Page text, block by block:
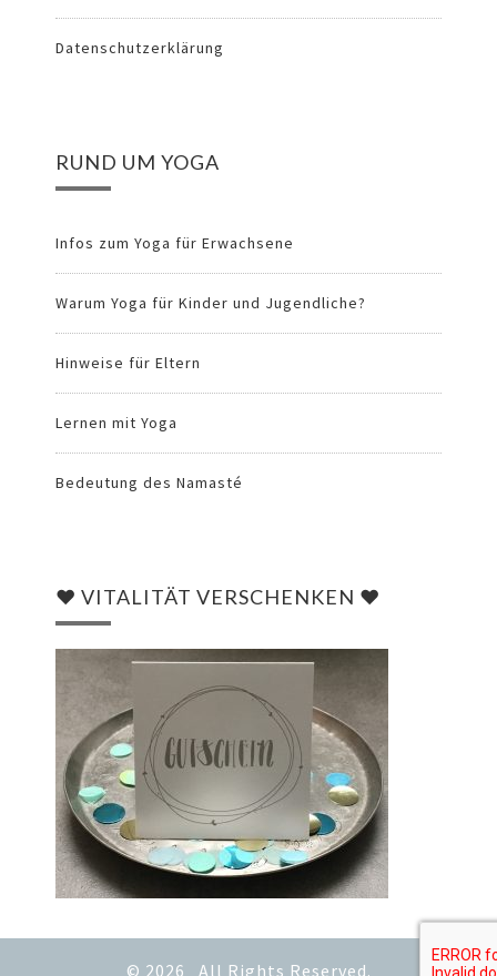
Datenschutzerklärung
RUND UM YOGA
Infos zum Yoga für Erwachsene
Warum Yoga für Kinder und Jugendliche?
Hinweise für Eltern
Lernen mit Yoga
Bedeutung des Namasté
♥ VITALITÄT VERSCHENKEN ♥
© 2026 All Rights Reserved.